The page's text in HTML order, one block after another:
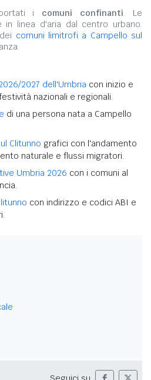
i comuni confinanti. Le
in linea d'aria dal centro urbano.
comuni limitrofi a Campello sul
2027 dell'Umbria con inizio e
nazionali e regionali.
di una persona nata a Campello
Clitunno grafici con l'andamento
naturale e flussi migratori.
Umbria 2026 con i comuni al
con indirizzo e codici ABI e